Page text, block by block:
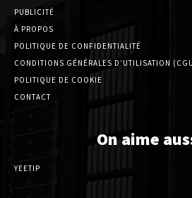
PUBLICITÉ
À PROPOS
POLITIQUE DE CONFIDENTIALITÉ
CONDITIONS GÉNÉRALES D’UTILISATION
POLITIQUE DE COOKIE
CONTACT
On aime
YEETIP